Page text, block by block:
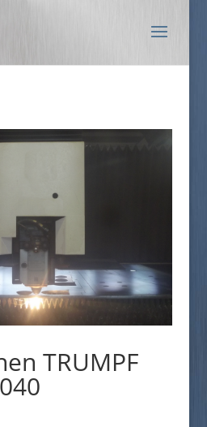
TRUMPF